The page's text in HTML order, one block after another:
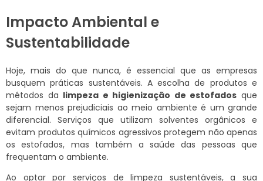
Impacto Ambiental e
Sustentabilidade
Hoje, mais do que nunca, é essencial que as empresas
busquem práticas sustentáveis. A escolha de produtos e
métodos da limpeza e higienização de estofados que
sejam menos prejudiciais ao meio ambiente é um grande
diferencial. Serviços que utilizam solventes orgânicos e
evitam produtos químicos agressivos protegem não apenas
os estofados, mas também a saúde das pessoas que
frequentam o ambiente.
Ao optar por serviços de limpeza sustentáveis, a sua